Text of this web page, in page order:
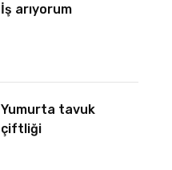
İş arıyorum
Yumurta tavuk
çiftliği